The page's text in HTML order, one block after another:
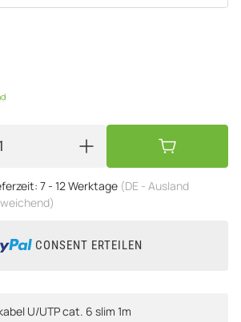
7 - 12 Werktage (DE - Ausland
CONSENT ERTEILEN
U/UTP cat. 6 slim 1m